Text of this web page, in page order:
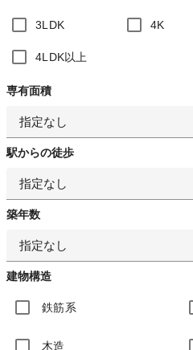
3LDK 4K
4LDK以上
専有面積
指定なし
駅からの徒歩
指定なし
築年数
指定なし
建物構造
鉄筋系
木造